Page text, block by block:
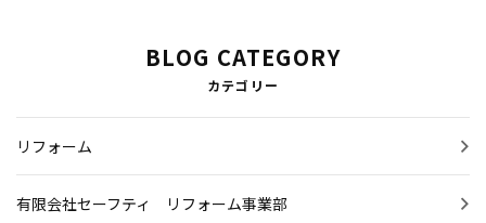
BLOG CATEGORY
カテゴリー
リフォーム
有限会社セーフティ リフォーム事業部